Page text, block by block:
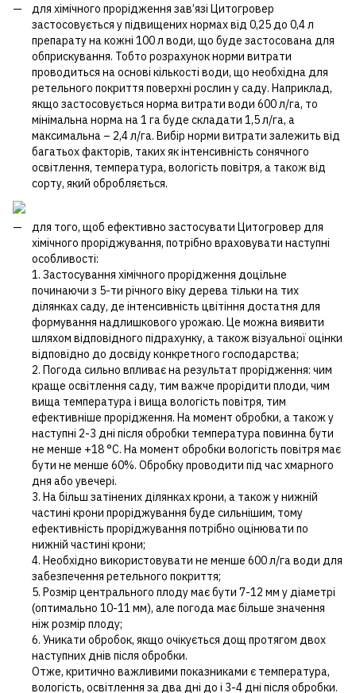
для хімічного прорідження зав’язі Цитогровер
застосовується у підвищених нормах від 0,25 до 0,4 л
препарату на кожні 100 л води, що буде застосована для
обприскування. Тобто розрахунок норми витрати
проводиться на основі кількості води, що необхідна для
ретельного покриття поверхні рослин у саду. Наприклад,
якщо застосовується норма витрати води 600 л/га, то
мінімальна норма на 1 га буде складати 1,5 л/га, а
максимальна – 2,4 л/га. Вибір норми витрати залежить від
багатьох факторів, таких як інтенсивність сонячного
освітлення, температура, вологість повітря, а також від
сорту, який обробляється.
для того, щоб ефективно застосувати Цитогровер для
хімічного проріджування, потрібно враховувати наступні
особливості:
1. Застосування хімічного прорідження доцільне
починаючи з 5-ти річного віку дерева тільки на тих
ділянках саду, де інтенсивність цвітіння достатня для
формування надлишкового урожаю. Це можна виявити
шляхом відповідного підрахунку, а також візуальної оцінки
відповідно до досвіду конкретного господарства;
2. Погода сильно впливає на результат прорідження: чим
краще освітлення саду, тим важче прорідити плоди, чим
вища температура і вища вологість повітря, тим
ефективніше прорідження. На момент обробки, а також у
наступні 2-3 дні після обробки температура повинна бути
не менше +18 °C. На момент обробки вологість повітря має
бути не менше 60%. Обробку проводити під час хмарного
дня або увечері.
3. На більш затінених ділянках крони, а також у нижній
частині крони проріджування буде сильнішим, тому
ефективність проріджування потрібно оцінювати по
нижній частині крони;
4. Необхідно використовувати не менше 600 л/га води для
забезпечення ретельного покриття;
5. Розмір центрального плоду має бути 7-12 мм у діаметрі
(оптимально 10-11 мм), але погода має більше значення
ніж розмір плоду;
6. Уникати обробок, якщо очікується дощ протягом двох
наступних днів після обробки.
Отже, критично важливими показниками є температура,
вологість, освітлення за два дні до і 3-4 дні після обробки.